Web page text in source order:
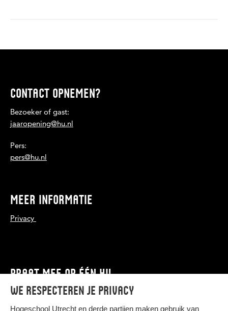
We respecteren je privacy
Hogeschool Utrecht en derde partijen maken gebruik van
CONTACT OPNEMEN?
Bezoeker of gast:
jaaropening@hu.nl
Pers:
pers@hu.nl
MEER INFORMATIE
Privacy
PRAAT MEE OP ÉÉN HU